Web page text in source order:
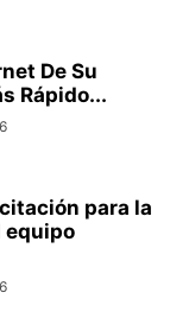
De Su
Rápido...
para la
equipo